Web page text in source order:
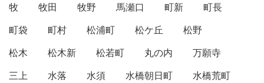
牧
牧田 牧野 馬瀬口 町新
町長
町袋
町村 松浦町 松ケ丘
松野
松木
松木新 松若町 丸の内
万願寺
三上
水落 水須 水橋朝日町
水橋荒町